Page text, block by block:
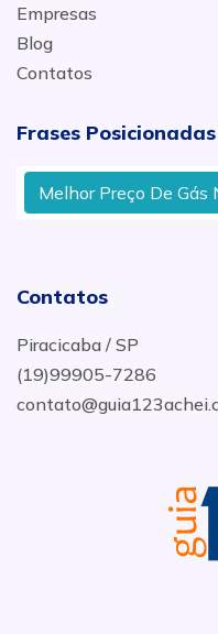
Empresas
Blog
Contatos
Frases Posicionadas
Melhor Preço De Gás
Contatos
Piracicaba / SP
(19)99905-7286